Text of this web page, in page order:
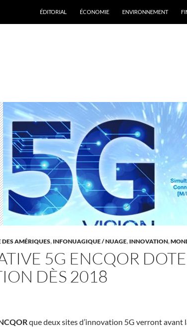
ÉDITORIAL ÉCONOMIE ENVIRONNEMENT
AMÉRIQUES, INFONUAGIQUE / NUAGE, INNOVATION,
5G ENCQOR
DÈS 2018
que deux sites d’innovation 5G verront avant